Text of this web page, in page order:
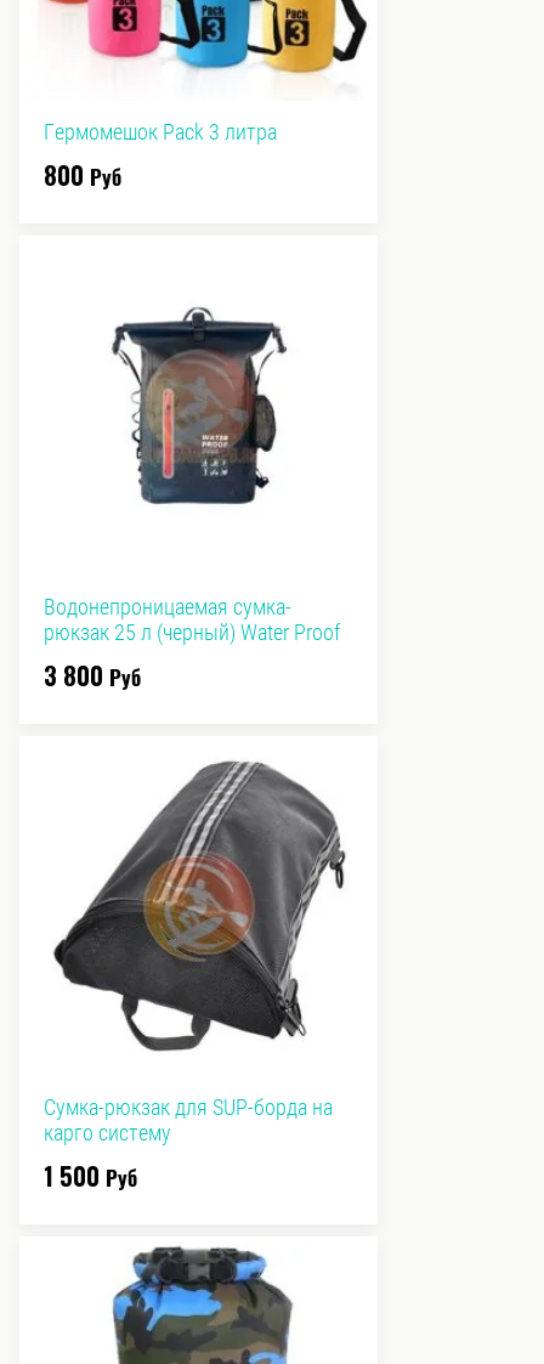
Гермомешок Pack 3 литра
800 Руб
Водонепроницаемая сумка-
рюкзак 25 л (черный) Water Proof
3 800 Руб
Сумка-рюкзак для SUP-борда на
карго систему
1 500 Руб